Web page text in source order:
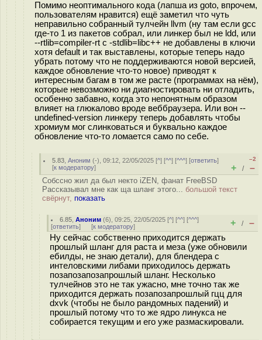
Помимо неоптимального кода (лапша из goto, впрочем,
пользователям нравится) ещё заметил что чуть
неправильно собранный тулчейн llvm (ну там если gcc
где-то 1 из пакетов собрал, или линкер был не ldd, или
--rtlib=compiler-rt с -stdlib=libc++ не добавлены в ключи
хотя default и так выставлены, которые теперь надо
убрать потому что не поддерживаются новой версией,
каждое обновление что-то новое) приводят к
интересным багам в том же расте (программах на нём),
которые невозможно ни диагностировать ни отладить,
особенно забавно, когда это непонятным образом
влияет на глюкалово вроде веббраузера. Или вон --
undefined-version линкеру теперь добавлять чтобы
хромиум мог слинковаться и буквально каждое
обновление что-то ломается само по себе.
5.83 ,Аноним (-), 09:12, 22/05/2025 [^] [^^] [^^^] [ответить]
[к модератору]
–2
+ / –
Собссно жил да был некто iZEN, фанат FreeBSD
Рассказывал мне как ща шланг этого... большой текст
свёрнут, показать
6.85 ,Аноним (6), 09:25, 22/05/2025 [^] [^^] [^^^]
[ответить] [к модератору] + / –
Ну сейчас собственно приходится держать
прошлый шланг для раста и меза (уже обновили
ебилды, не знаю детали), для блендера с
интеловскими либами приходилось держать
позапозапозапрошлый шланг. Несколько
тулчейнов это не так ужасно, мне точно так же
приходится держать позапозапрошлый гцц для
dxvk (чтобы не было рандомных падений) и
прошлый потому что то же ядро линукса не
собирается текущим и его уже размаскировали.